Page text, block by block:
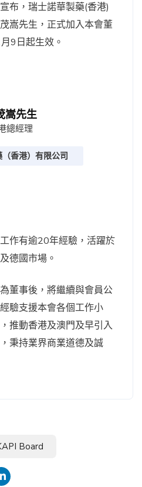
布，瑞士諾華製藥(香港)
嵩先生，正式加入本會董
9日起生效。
嵩先生
總經理
香港）有限公司
作有逾20年經驗，活躍於
德國市場。
董事後，將繼續與會員公
驗支援本會各個工作小
推動香港及澳門及早引入
秉持業界商業道德及誠
Board